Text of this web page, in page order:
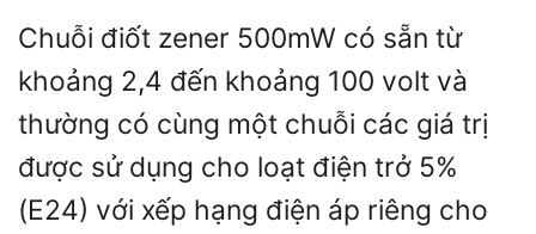
Chuỗi điốt zener 500mW có sẵn từ
khoảng 2,4 đến khoảng 100 volt và
thường có cùng một chuỗi các giá trị
được sử dụng cho loạt điện trở 5%
(E24) với xếp hạng điện áp riêng cho